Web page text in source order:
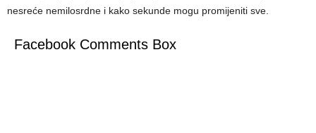
nesreće nemilosrdne i kako sekunde mogu promijeniti sve.
Facebook Comments Box